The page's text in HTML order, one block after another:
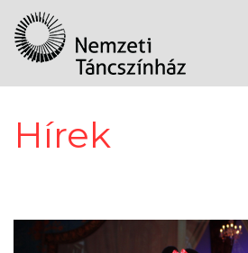
Hírek